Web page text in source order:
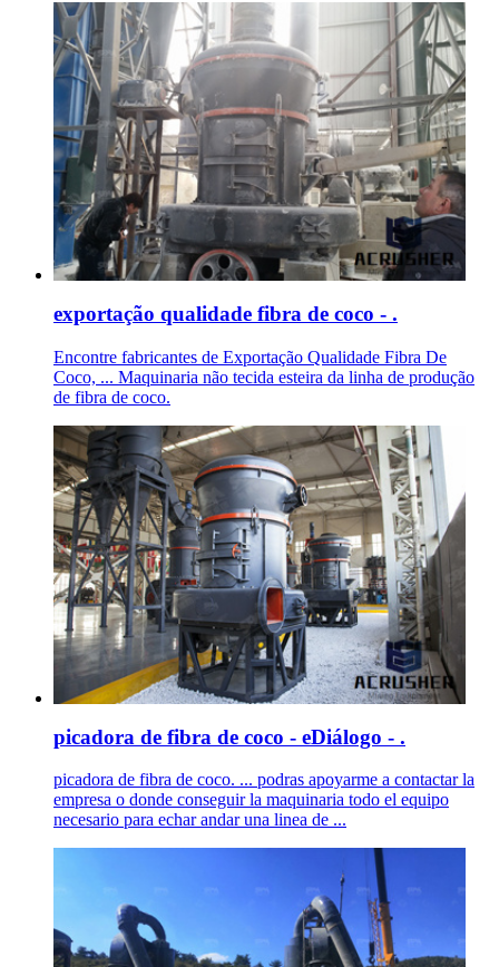
exportação qualidade fibra de coco - .
Encontre fabricantes de Exportação Qualidade Fibra De
Coco, ... Maquinaria não tecida esteira da linha de produção
de fibra de coco.
picadora de fibra de coco - eDiálogo - .
picadora de fibra de coco. ... podras apoyarme a contactar la
empresa o donde conseguir la maquinaria todo el equipo
necesario para echar andar una linea de ...